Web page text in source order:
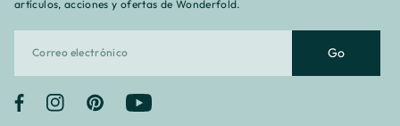
artículos, acciones y ofertas de Wonderfold.
Go
FacebookInstagramPinterest YouTube